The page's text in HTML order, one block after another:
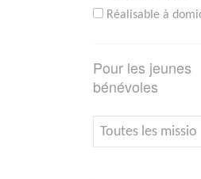
Réalisable à
Pour les jeunes
bénévoles